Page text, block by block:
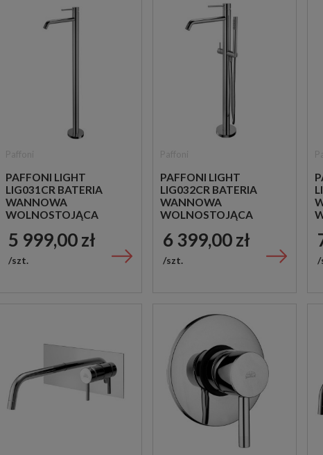
PAFFONI LIGHT
LIG031CR BATERIA
WANNOWA
WOLNOSTOJĄCA
5 999,00 zł
szt.
PAFFONI LIGHT
LIG032CR BATERIA
WANNOWA
WOLNOSTOJĄCA
6 399,00 zł
szt.